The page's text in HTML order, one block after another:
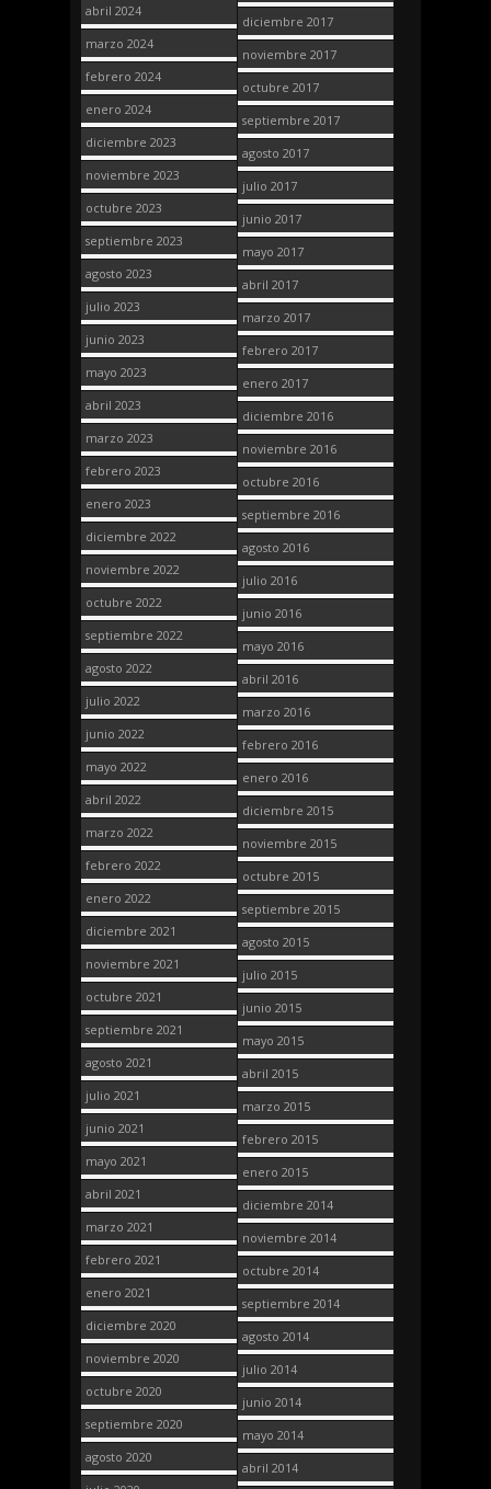
abril 2024
marzo 2024
febrero 2024
enero 2024
diciembre 2023
noviembre 2023
octubre 2023
septiembre 2023
agosto 2023
julio 2023
junio 2023
mayo 2023
abril 2023
marzo 2023
febrero 2023
enero 2023
diciembre 2022
noviembre 2022
octubre 2022
septiembre 2022
agosto 2022
julio 2022
junio 2022
mayo 2022
abril 2022
marzo 2022
febrero 2022
enero 2022
diciembre 2021
noviembre 2021
octubre 2021
septiembre 2021
agosto 2021
julio 2021
junio 2021
mayo 2021
abril 2021
marzo 2021
febrero 2021
enero 2021
diciembre 2020
noviembre 2020
octubre 2020
septiembre 2020
agosto 2020
diciembre 2017
noviembre 2017
octubre 2017
septiembre 2017
agosto 2017
julio 2017
junio 2017
mayo 2017
abril 2017
marzo 2017
febrero 2017
enero 2017
diciembre 2016
noviembre 2016
octubre 2016
septiembre 2016
agosto 2016
julio 2016
junio 2016
mayo 2016
abril 2016
marzo 2016
febrero 2016
enero 2016
diciembre 2015
noviembre 2015
octubre 2015
septiembre 2015
agosto 2015
julio 2015
junio 2015
mayo 2015
abril 2015
marzo 2015
febrero 2015
enero 2015
diciembre 2014
noviembre 2014
octubre 2014
septiembre 2014
agosto 2014
julio 2014
junio 2014
mayo 2014
abril 2014